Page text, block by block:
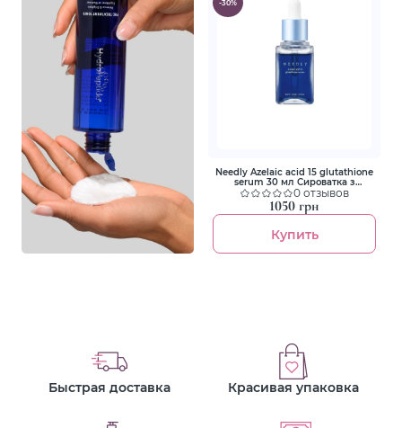
-30%
Needly Azelaic acid 15 glutathione
serum 30 мл Сироватка з
азелаїновою кислотою 15% та
глутатіоном
0 отзывов
1050 грн
Купить
Быстрая доставка Красивая упаковка